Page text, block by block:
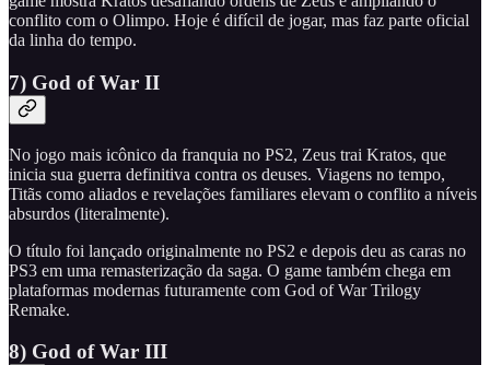
conflito com o Olimpo. Hoje é difícil de jogar, mas faz parte oficial
da linha do tempo.
7) God of War II
No jogo mais icônico da franquia no PS2, Zeus trai Kratos, que
inicia sua guerra definitiva contra os deuses. Viagens no tempo,
Titãs como aliados e revelações familiares elevam o conflito a níveis
absurdos (literalmente).
O título foi lançado originalmente no PS2 e depois deu as caras no
PS3 em uma remasterização da saga. O game também chega em
plataformas modernas futuramente com God of War Trilogy
Remake.
8) God of War III